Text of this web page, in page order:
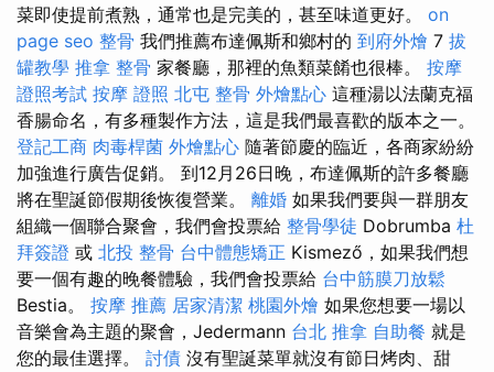
菜即使提前煮熟，通常也是完美的，甚至味道更好。 on
page seo 整骨 我們推薦布達佩斯和鄉村的 到府外燴 7 拔
罐教學 推拿 整骨 家餐廳，那裡的魚類菜餚也很棒。 按摩
證照考試 按摩 證照 北屯 整骨 外燴點心 這種湯以法蘭克福
香腸命名，有多種製作方法，這是我們最喜歡的版本之一。
登記工商 肉毒桿菌 外燴點心 隨著節慶的臨近，各商家紛紛
加強進行廣告促銷。 到12月26日晚，布達佩斯的許多餐廳
將在聖誕節假期後恢復營業。 離婚 如果我們要與一群朋友
組織一個聯合聚會，我們會投票給 整骨學徒 Dobrumba 杜
拜簽證 或 北投 整骨 台中體態矯正 Kismező，如果我們想
要一個有趣的晚餐體驗，我們會投票給 台中筋膜刀放鬆
Bestia。 按摩 推薦 居家清潔 桃園外燴 如果您想要一場以
音樂會為主題的聚會，Jedermann 台北 推拿 自助餐 就是
您的最佳選擇。 討債 沒有聖誕菜單就沒有節日烤肉、甜